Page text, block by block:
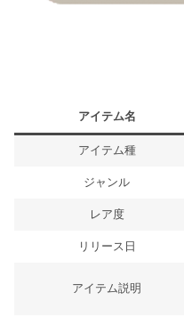
アイテム名
アイテム種
ジャンル
レア度
リリース日
アイテム説明